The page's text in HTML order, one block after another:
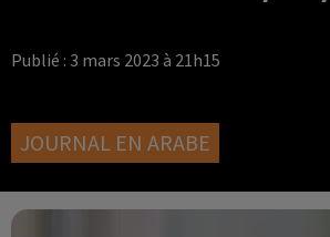
Publié : 3 mars 2023 à 21h15
JOURNAL EN ARABE